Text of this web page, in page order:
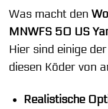
Was macht den
MNWFS 50 US
Hier sind einige
diesen Köder von
Realistische